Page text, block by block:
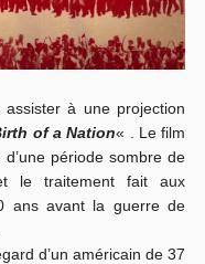
à une projection
of a Nation« . Le film
période sombre de
le traitement fait aux
ans avant la guerre de
d’un américain de 37